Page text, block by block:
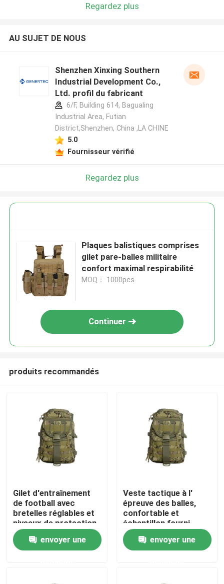
À la maison
Produits
Regardez plus
AU SUJET DE NOUS
Shenzhen Xinxing Southern
Industrial Development Co.,
Ltd. profil du fabricant
6/F, Building 614, Bagualing
Industrial Area, Futian
District,Shenzhen, China ,LA CHINE
5.0
Fournisseur vérifié
Regardez plus
Plaques balistiques comprises
gilet pare-balles militaire
confort maximal respirabilité
MOQ： 1000pcs
Continuer
produits recommandés
Gilet d'entraînement
de football avec
bretelles réglables et
niveaux de protection
NIJ IV pour une
performance ultime
envoyer une
Veste tactique à l'
épreuve des balles,
confortable et
échantillon fourni.
envoyer une